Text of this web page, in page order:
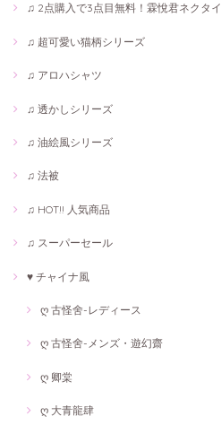
♫ 2点購入で3点目無料！霖悅君ネクタイ
♫ 超可愛い猫柄シリーズ
♫ アロハシャツ
♫ 透かしシリーズ
♫ 油絵風シリーズ
♫ 法被
♫ HOT!! 人気商品
♫ スーパーセール
♥ チャイナ風
ღ 古怪舍-レディース
ღ 古怪舍-メンズ・遊幻齋
ღ 卿棠
ღ 大青龍肆